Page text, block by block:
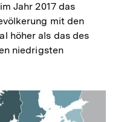
Jahr 2017 das
mit den
höher als das des
niedrigsten